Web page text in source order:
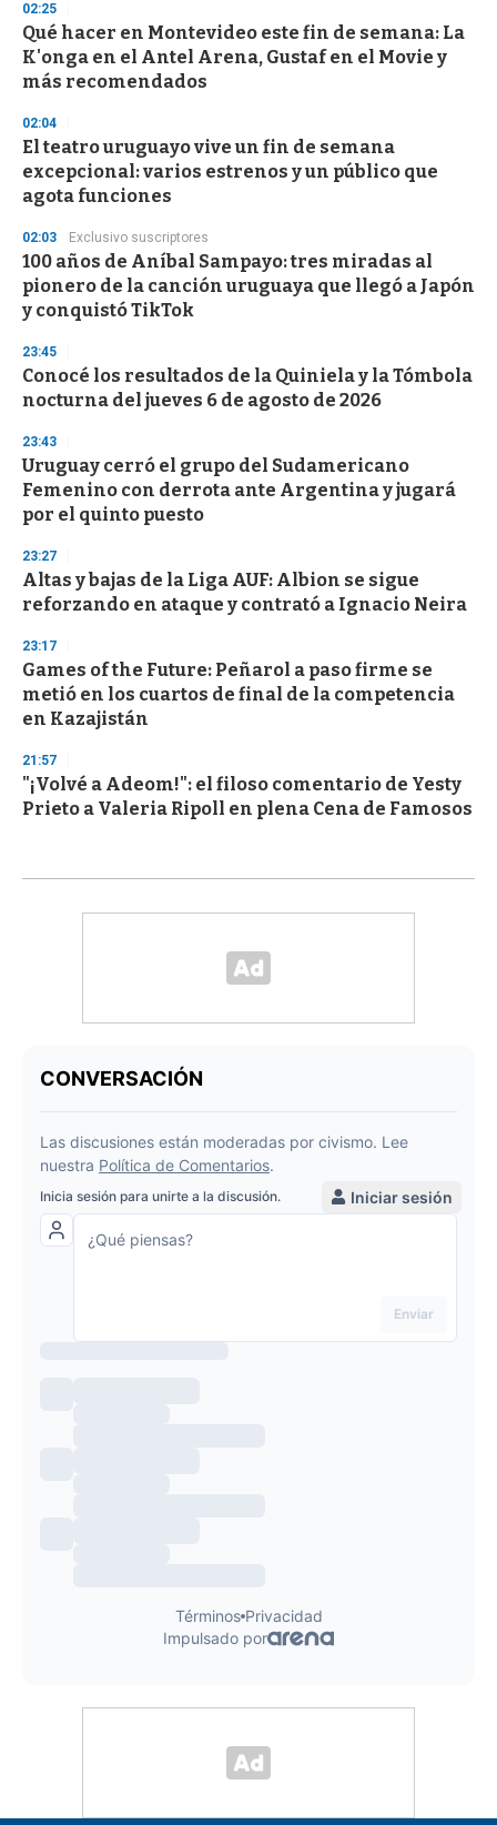
d
s
o
f
3
s
e
c
o
n
02:25
Qué hacer en Montevideo este fin de semana: La
K'onga en el Antel Arena, Gustaf en el Movie y
más recomendados
02:04
El teatro uruguayo vive un fin de semana
excepcional: varios estrenos y un público que
agota funciones
02:03 Exclusivo suscriptores
100 años de Aníbal Sampayo: tres miradas al
pionero de la canción uruguaya que llegó a Japón
y conquistó TikTok
23:45
Conocé los resultados de la Quiniela y la Tómbola
nocturna del jueves 6 de agosto de 2026
23:43
Uruguay cerró el grupo del Sudamericano
Femenino con derrota ante Argentina y jugará
por el quinto puesto
23:27
Altas y bajas de la Liga AUF: Albion se sigue
reforzando en ataque y contrató a Ignacio Neira
23:17
Games of the Future: Peñarol a paso firme se
metió en los cuartos de final de la competencia
en Kazajistán
21:57
"¡Volvé a Adeom!": el filoso comentario de Yesty
Prieto a Valeria Ripoll en plena Cena de Famosos